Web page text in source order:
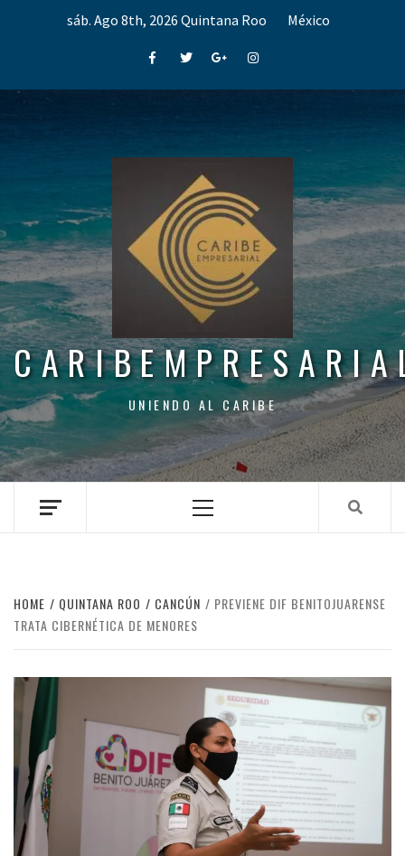
sáb. Ago 8th, 2026 Quintana Roo México
FacebookTwitterGoogle+Instagram
UNIENDO AL CARIBE
Menu
HOME QUINTANA ROO CANCÚN
PREVIENE DIF BENITOJUARENSE
TRATA CIBERNÉTICA DE MENORES